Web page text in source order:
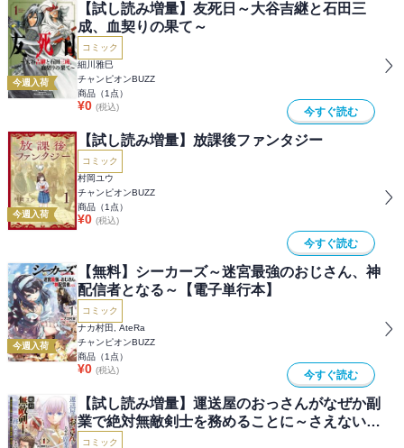
今週入荷
【試し読み増量】友死日～大谷吉継と石田三
成、血契りの果て～
コミック
細川雅巳
チャンピオンBUZZ
商品（1 点）
¥0 (税込) 今すぐ読む
今週入荷
【試し読み増量】放課後ファンタジー
コミック
村岡ユウ
チャンピオンBUZZ
商品（1 点）
¥0 (税込)
今すぐ読む
今週入荷
【無料】シーカーズ～迷宮最強のおじさん、神
配信者となる～【電子単行本】
コミック
ナカ村田, AteRa
チャンピオンBUZZ
商品（1 点）
¥0 (税込) 今すぐ読む
【試し読み増量】運送屋のおっさんがなぜか副
業で絶対無敵剣士を務めることに～さえない人
生を送ってた俺が魔王討伐の切り札に？～
コミック